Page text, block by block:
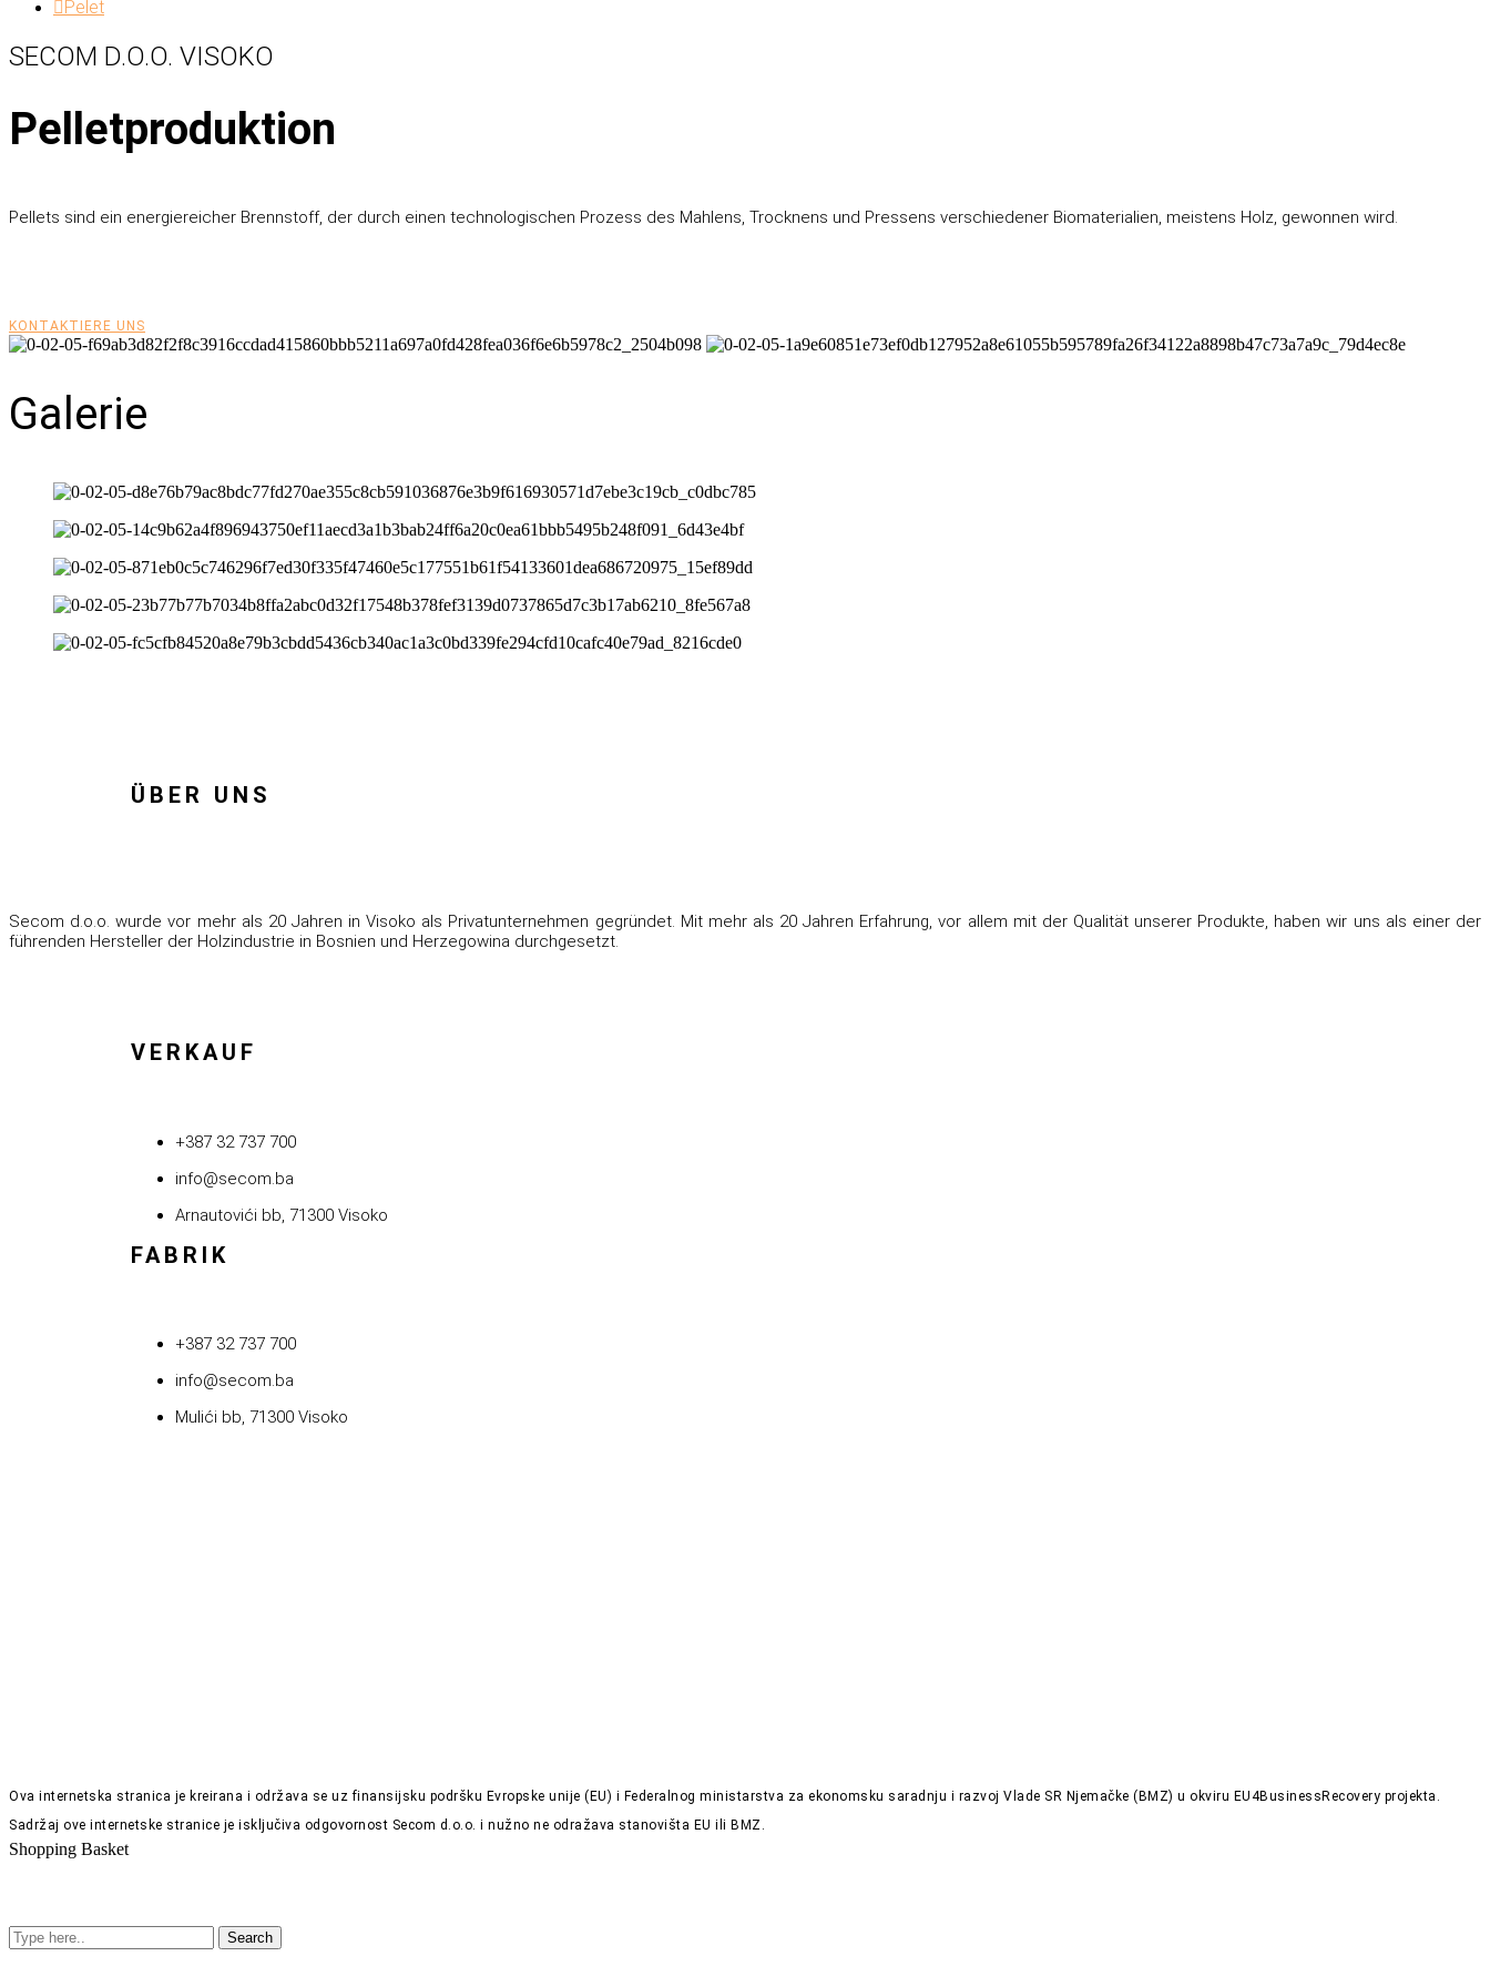
Pelet
SECOM D.O.O. VISOKO
Pelletproduktion
Pellets sind ein energiereicher Brennstoff, der durch einen technologischen Prozess des Mahlens, Trocknens und Pressens verschiedener Biomaterialien, meistens Holz, gewonnen wird.
KONTAKTIERE UNS
Galerie
ÜBER UNS
Secom d.o.o. wurde vor mehr als 20 Jahren in Visoko als Privatunternehmen gegründet. Mit mehr als 20 Jahren Erfahrung, vor allem mit der Qualität unserer Produkte, haben wir uns als einer der
führenden Hersteller der Holzindustrie in Bosnien und Herzegowina durchgesetzt.
VERKAUF
+387 32 737 700
info@secom.ba
Arnautovići bb, 71300 Visoko
FABRIK
+387 32 737 700
info@secom.ba
Mulići bb, 71300 Visoko
Ova internetska stranica je kreirana i održava se uz finansijsku podršku Evropske unije (EU) i Federalnog ministarstva za ekonomsku saradnju i razvoj Vlade SR Njemačke (BMZ) u okviru EU4BusinessRecovery projekta.
Sadržaj ove internetske stranice je isključiva odgovornost Secom d.o.o. i nužno ne odražava stanovišta EU ili BMZ.
Shopping Basket